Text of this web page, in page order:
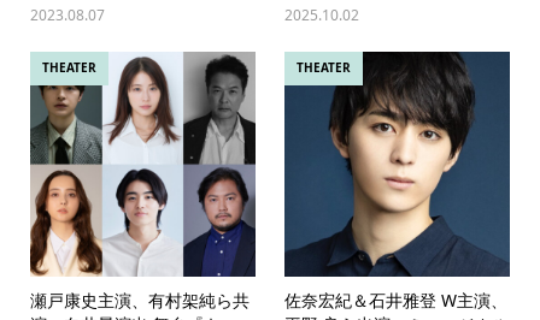
2023.08.07 2025.10.02
THEATER
瀬戸康史主演、有村架純ら共
THEATER
佐奈宏紀＆石井雅登 W主演、